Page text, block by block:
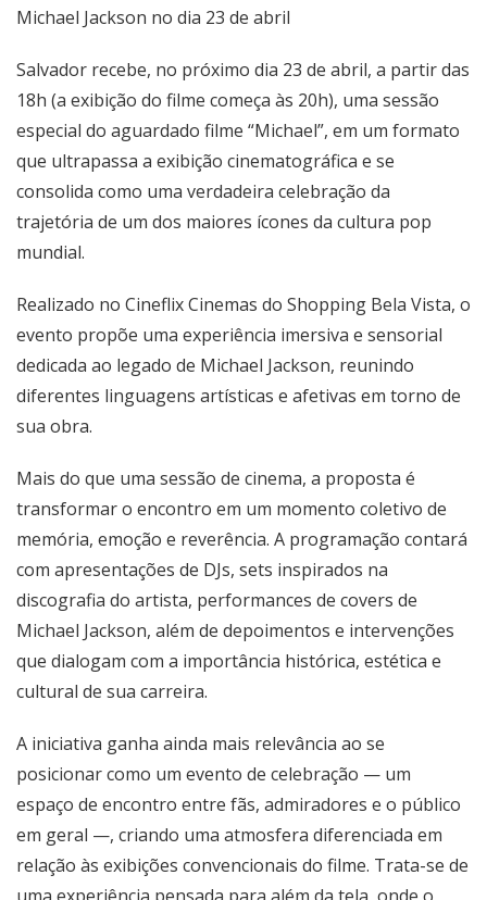
Michael Jackson no dia 23 de abril
Salvador recebe, no próximo dia 23 de abril, a partir das
18h (a exibição do filme começa às 20h), uma sessão
especial do aguardado filme “Michael”, em um formato
que ultrapassa a exibição cinematográfica e se
consolida como uma verdadeira celebração da
trajetória de um dos maiores ícones da cultura pop
mundial.
Realizado no Cineflix Cinemas do Shopping Bela Vista, o
evento propõe uma experiência imersiva e sensorial
dedicada ao legado de Michael Jackson, reunindo
diferentes linguagens artísticas e afetivas em torno de
sua obra.
Mais do que uma sessão de cinema, a proposta é
transformar o encontro em um momento coletivo de
memória, emoção e reverência. A programação contará
com apresentações de DJs, sets inspirados na
discografia do artista, performances de covers de
Michael Jackson, além de depoimentos e intervenções
que dialogam com a importância histórica, estética e
cultural de sua carreira.
A iniciativa ganha ainda mais relevância ao se
posicionar como um evento de celebração — um
espaço de encontro entre fãs, admiradores e o público
em geral —, criando uma atmosfera diferenciada em
relação às exibições convencionais do filme. Trata-se de